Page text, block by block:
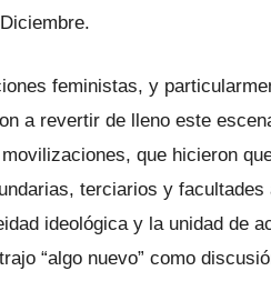
feministas, y
a revertir de lleno este
que hicieron
terciarios y
ideológica y la unidad de
“algo nuevo” como